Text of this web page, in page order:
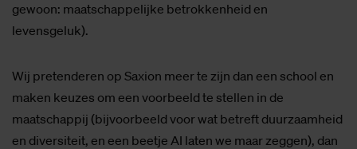
gewoon: maatschappelijke betrokkenheid en
levensgeluk).
Wij pretenderen op Saxion meer te zijn dan een school en
maken keuzes om een voorbeeld te stellen in de
maatschappij (bijvoorbeeld voor wat betreft duurzaamheid
en diversiteit, en een beetje AI laten we maar zeggen), dan